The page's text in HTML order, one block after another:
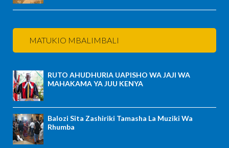
MATUKIO MBALIMBALI
RUTO AHUDHURIA UAPISHO WA JAJI WA
MAHAKAMA YA JUU KENYA
Balozi Sita Zashiriki Tamasha La Muziki Wa
Rhumba